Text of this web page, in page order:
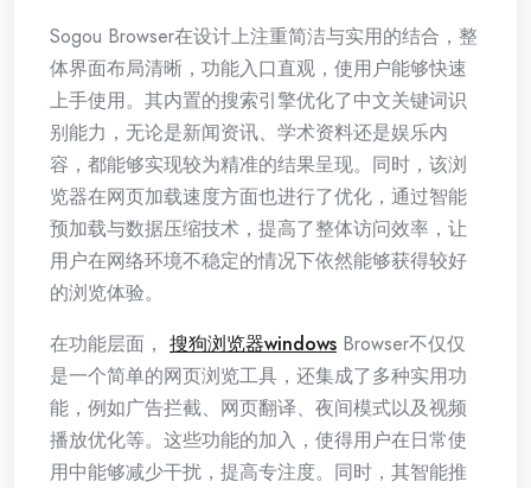
Sogou Browser在设计上注重简洁与实用的结合，整
体界面布局清晰，功能入口直观，使用户能够快速
上手使用。其内置的搜索引擎优化了中文关键词识
别能力，无论是新闻资讯、学术资料还是娱乐内
容，都能够实现较为精准的结果呈现。同时，该浏
览器在网页加载速度方面也进行了优化，通过智能
预加载与数据压缩技术，提高了整体访问效率，让
用户在网络环境不稳定的情况下依然能够获得较好
的浏览体验。
在功能层面， 搜狗浏览器windows Browser不仅仅
是一个简单的网页浏览工具，还集成了多种实用功
能，例如广告拦截、网页翻译、夜间模式以及视频
播放优化等。这些功能的加入，使得用户在日常使
用中能够减少干扰，提高专注度。同时，其智能推